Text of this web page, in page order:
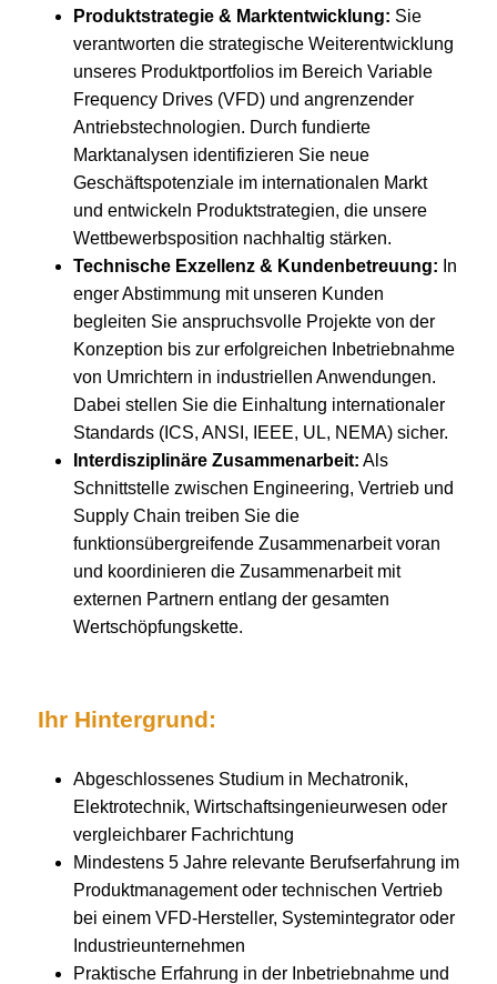
Produktstrategie & Marktentwicklung: Sie
verantworten die strategische Weiterentwicklung
unseres Produktportfolios im Bereich Variable
Frequency Drives (VFD) und angrenzender
Antriebstechnologien. Durch fundierte
Marktanalysen identifizieren Sie neue
Geschäftspotenziale im internationalen Markt
und entwickeln Produktstrategien, die unsere
Wettbewerbsposition nachhaltig stärken.
Technische Exzellenz & Kundenbetreuung: In
enger Abstimmung mit unseren Kunden
begleiten Sie anspruchsvolle Projekte von der
Konzeption bis zur erfolgreichen Inbetriebnahme
von Umrichtern in industriellen Anwendungen.
Dabei stellen Sie die Einhaltung internationaler
Standards (ICS, ANSI, IEEE, UL, NEMA) sicher.
Interdisziplinäre Zusammenarbeit: Als
Schnittstelle zwischen Engineering, Vertrieb und
Supply Chain treiben Sie die
funktionsübergreifende Zusammenarbeit voran
und koordinieren die Zusammenarbeit mit
externen Partnern entlang der gesamten
Wertschöpfungskette.
Ihr Hintergrund:
Abgeschlossenes Studium in Mechatronik,
Elektrotechnik, Wirtschaftsingenieurwesen oder
vergleichbarer Fachrichtung
Mindestens 5 Jahre relevante Berufserfahrung im
Produktmanagement oder technischen Vertrieb
bei einem VFD-Hersteller, Systemintegrator oder
Industrieunternehmen
Praktische Erfahrung in der Inbetriebnahme und